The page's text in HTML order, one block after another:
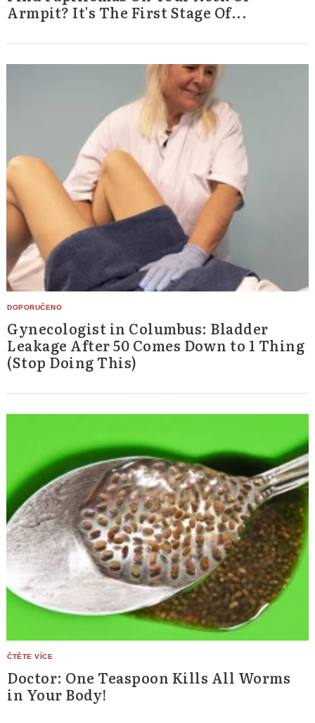
Armpit? It's The First Stage Of...
Gynecologist in Columbus: Bladder
Leakage After 50 Comes Down to 1 Thing
(Stop Doing This)
Doctor: One Teaspoon Kills All Worms
in Your Body!